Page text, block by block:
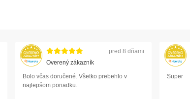
pred 8 dňami
Overený zákazník
Bolo včas doručené. Všetko prebehlo v
najlepšom poriadku.
Super